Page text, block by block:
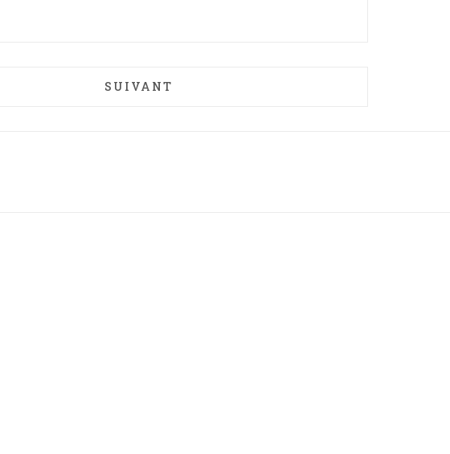
CONSOM'ACTEURARTICLE SUIVANT : LA RÉNOVATION
SUIVANT